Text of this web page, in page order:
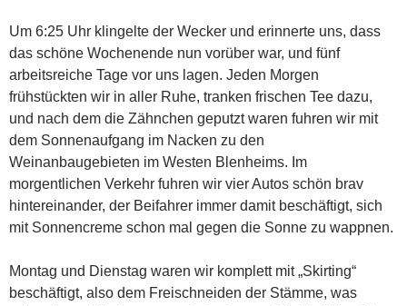
Um 6:25 Uhr klingelte der Wecker und erinnerte uns, dass
das schöne Wochenende nun vorüber war, und fünf
arbeitsreiche Tage vor uns lagen. Jeden Morgen
frühstückten wir in aller Ruhe, tranken frischen Tee dazu,
und nach dem die Zähnchen geputzt waren fuhren wir mit
dem Sonnenaufgang im Nacken zu den
Weinanbaugebieten im Westen Blenheims. Im
morgentlichen Verkehr fuhren wir vier Autos schön brav
hintereinander, der Beifahrer immer damit beschäftigt, sich
mit Sonnencreme schon mal gegen die Sonne zu wappnen.
Montag und Dienstag waren wir komplett mit „Skirting“
beschäftigt, also dem Freischneiden der Stämme, was